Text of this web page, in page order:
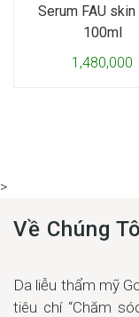
Serum FAU skin
100ml
1,480,000
>
Về Chúng
Da liễu thẩm mỹ
tiêu chí “Chăm